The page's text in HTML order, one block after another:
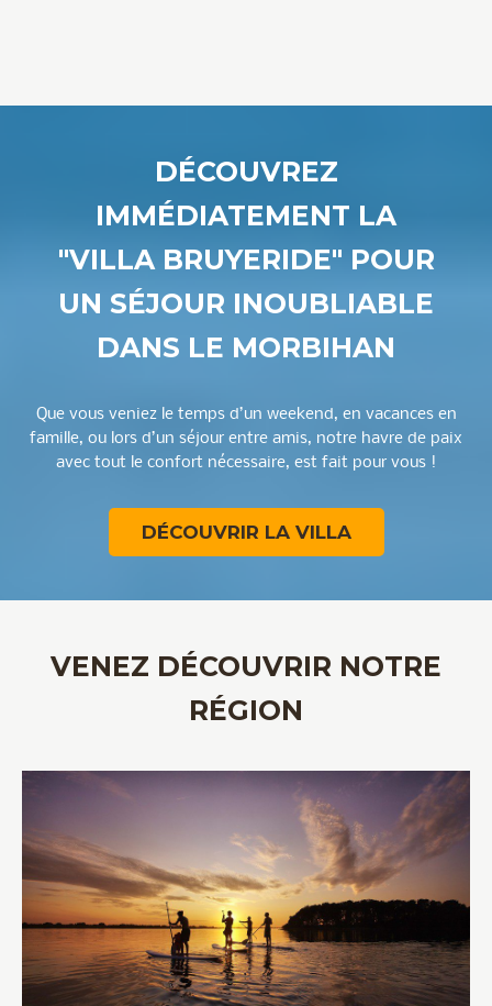
DÉCOUVREZ
IMMÉDIATEMENT LA
"VILLA BRUYERIDE" POUR
UN SÉJOUR INOUBLIABLE
DANS LE MORBIHAN
Que vous veniez le temps d’un weekend, en vacances en
famille, ou lors d’un séjour entre amis, notre havre de paix
avec tout le confort nécessaire, est fait pour vous !
DÉCOUVRIR LA VILLA
VENEZ DÉCOUVRIR NOTRE
RÉGION